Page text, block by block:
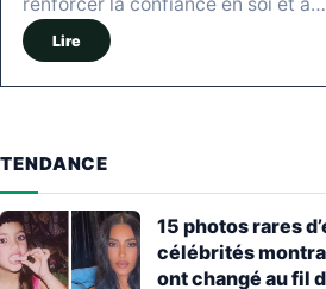
Lire
TENDANCE
15 photos rares
célébrités
ont changé au fil